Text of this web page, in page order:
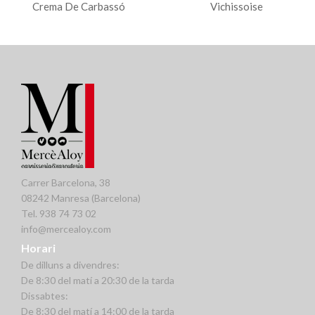
Crema De Carbassó Vichissoise
Carrer Barcelona, 38
08242 Manresa (Barcelona)
Tel. 938 74 73 02
info@mercealoy.com
Horari
De dilluns a divendres:
De 8:30 del matí a 20:30 de la tarda
Dissabtes:
De 8:30 del matí a 14:00 de la tarda